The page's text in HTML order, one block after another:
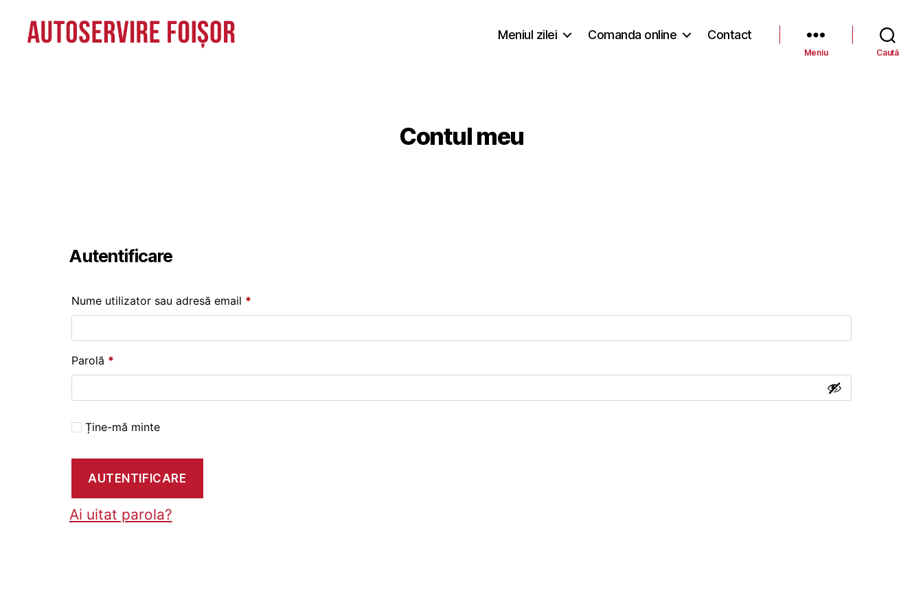
Meniul zilei Comanda online Contact
Meniu Caută
Contul meu
Autentificare
Nume utilizator sau adresă email *Obligatoriu
Parolă *Obligatoriu
Ține-mă minte
AUTENTIFICARE
Ai uitat parola?